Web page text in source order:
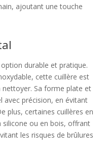
ajoutant une touche
durable et pratique.
cette cuillère est
Sa forme plate et
avec précision, en évitant
plus, certaines cuillères en
silicone ou en bois, offrant
les risques de brûlures